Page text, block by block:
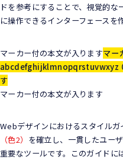
ドを参考にすることで、視覚的
に操作できるインターフェースを
マーカー付の本文が入りますマー
abcdefghijklmnopqrstuvwxyz
す
マーカー付の本文が入ります
Webデザインにおけるスタイルガ
（色2） を確立し、一貫したユー
重要なツールです。このガイドに